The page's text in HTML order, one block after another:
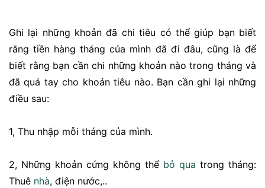
Ghi lại những khoản đã chi tiêu có thể giúp bạn biết
rằng tiền hàng tháng của mình đã đi đâu, cũng là để
biết rằng bạn cần chi những khoản nào trong tháng và
đã quá tay cho khoản tiêu nào. Bạn cần ghi lại những
điều sau:
1, Thu nhập mỗi tháng của mình.
2, Những khoản cứng không thể bỏ qua trong tháng:
Thuê nhà, điện nước,..